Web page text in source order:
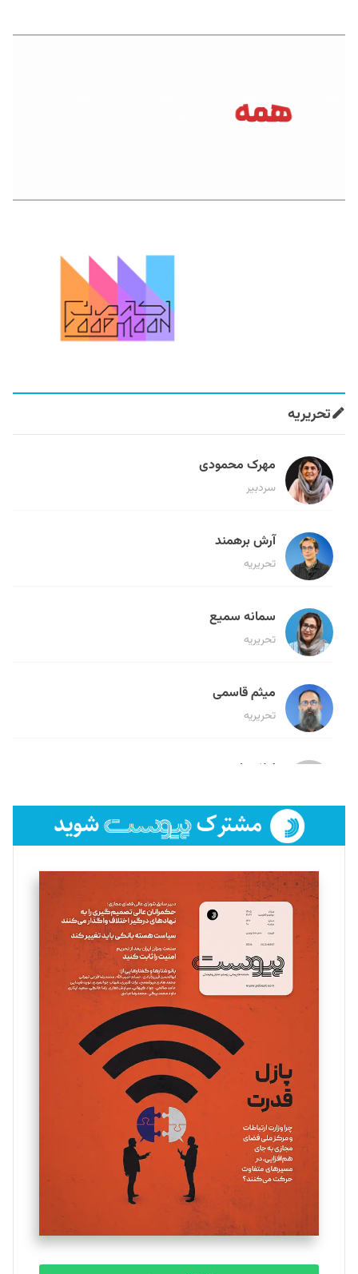
تحریریه
مهرک محمودی
سردبیر
آرش برهمند
تحریریه
سمانه سمیع
تحریریه
میثم قاسمی
تحریریه
لیلا حنارود
فائزه فتحی رستمی
تحریریه
سروش کرمیان
تحریریه
مینا پاکدل
یسنا امان‌پور
تحریریه
ملینا جعفری
تحریریه
مصطفی مسجدی آرانی
تحریریه